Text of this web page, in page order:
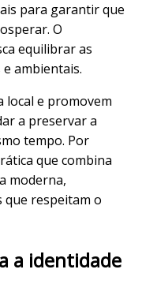
para garantir que
O
equilibrar as
e ambientais.
local e promovem
a preservar a
tempo. Por
que combina
moderna,
que respeitam o
a identidade